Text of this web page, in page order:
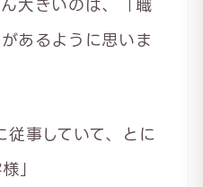
大きいのは、「職
あるように思いま
事していて、とに
」